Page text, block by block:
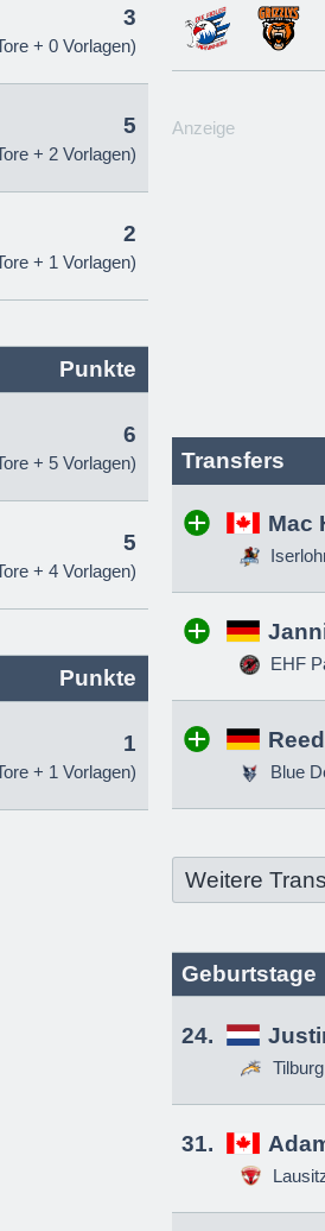
3
+ 0 Vorlagen)
5
+ 2 Vorlagen)
2
+ 1 Vorlagen)
Punkte
6
+ 5 Vorlagen)
5
+ 4 Vorlagen)
Punkte
1
+ 1 Vorlagen)
Anzeige
Transfers
Mac
EHF
Blue
Weitere
Geburtstage
24.
31.